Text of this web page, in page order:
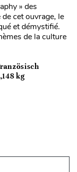
» des
cet ouvrage, le
et démystifié.
de la culture
kg